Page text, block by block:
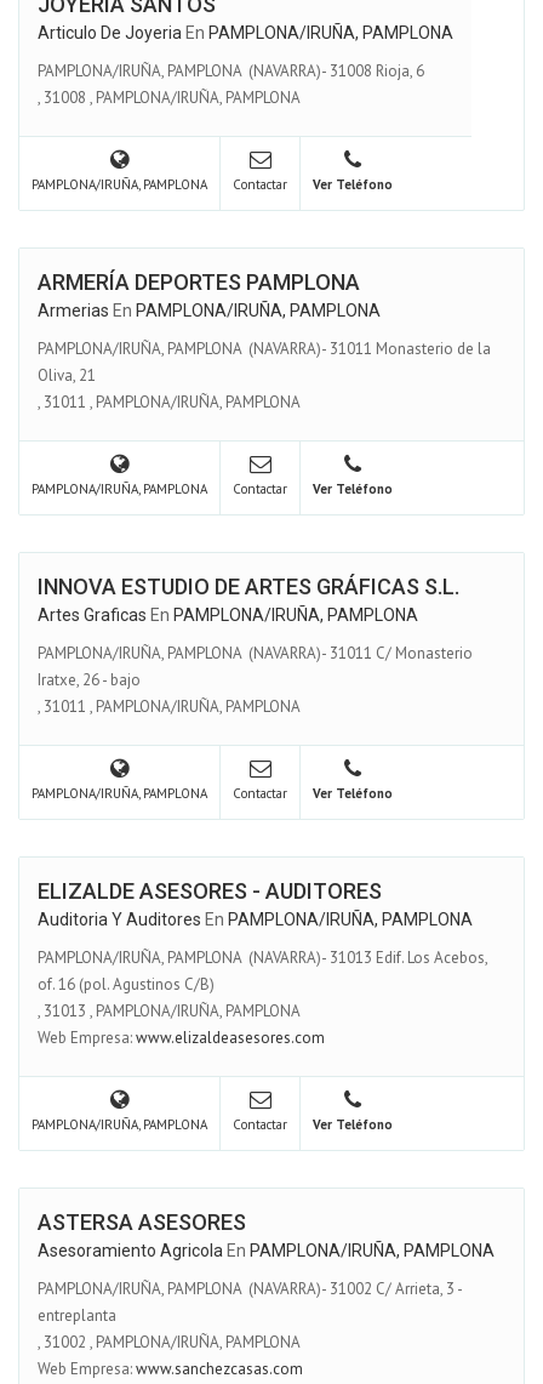
Articulo De Joyeria En PAMPLONA/IRUÑA, PAMPLONA
PAMPLONA/IRUÑA, PAMPLONA (NAVARRA)- 31008 Rioja, 6
, 31008 , PAMPLONA/IRUÑA, PAMPLONA
PAMPLONA/IRUÑA, PAMPLONA Contactar Ver Teléfono
ARMERÍA DEPORTES PAMPLONA
Armerias En PAMPLONA/IRUÑA, PAMPLONA
PAMPLONA/IRUÑA, PAMPLONA (NAVARRA)- 31011 Monasterio de la
Oliva, 21
, 31011 , PAMPLONA/IRUÑA, PAMPLONA
PAMPLONA/IRUÑA, PAMPLONA Contactar Ver Teléfono
INNOVA ESTUDIO DE ARTES GRÁFICAS S.L.
Artes Graficas En PAMPLONA/IRUÑA, PAMPLONA
PAMPLONA/IRUÑA, PAMPLONA (NAVARRA)- 31011 C/ Monasterio
Iratxe, 26 - bajo
, 31011 , PAMPLONA/IRUÑA, PAMPLONA
PAMPLONA/IRUÑA, PAMPLONA Contactar Ver Teléfono
ELIZALDE ASESORES - AUDITORES
Auditoria Y Auditores En PAMPLONA/IRUÑA, PAMPLONA
PAMPLONA/IRUÑA, PAMPLONA (NAVARRA)- 31013 Edif. Los Acebos,
of. 16 (pol. Agustinos C/B)
, 31013 , PAMPLONA/IRUÑA, PAMPLONA
Web Empresa:www.elizaldeasesores.com
PAMPLONA/IRUÑA, PAMPLONA Contactar Ver Teléfono
ASTERSA ASESORES
Asesoramiento Agricola En PAMPLONA/IRUÑA, PAMPLONA
PAMPLONA/IRUÑA, PAMPLONA (NAVARRA)- 31002 C/ Arrieta, 3 -
entreplanta
, 31002 , PAMPLONA/IRUÑA, PAMPLONA
Web Empresa:www.sanchezcasas.com